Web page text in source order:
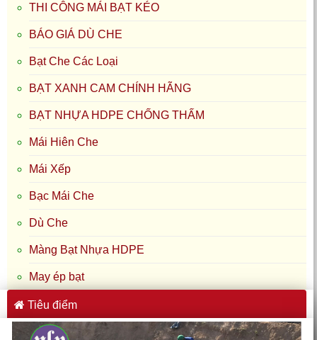
THI CÔNG MÁI BẠT KÉO
BÁO GIÁ DÙ CHE
Bạt Che Các Loại
BẠT XANH CAM CHÍNH HÃNG
BẠT NHỰA HDPE CHỐNG THẤM
Mái Hiên Che
Mái Xếp
Bạc Mái Che
Dù Che
Màng Bạt Nhựa HDPE
May ép bạt
Tiêu điểm